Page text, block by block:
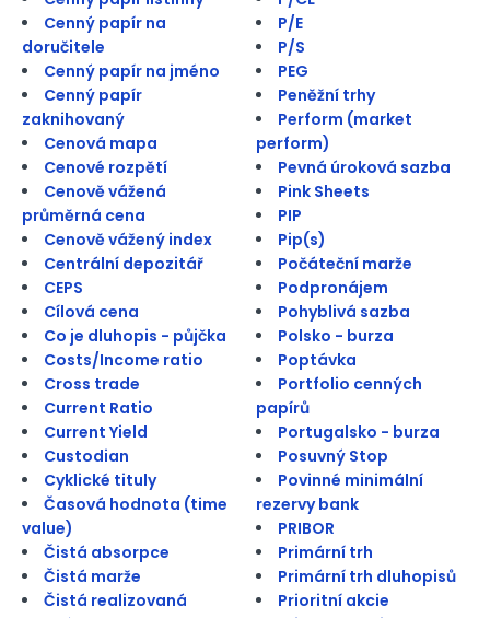
Cenný papír na
doručitele
Cenný papír na jméno
Cenný papír
zaknihovaný
Cenová mapa
Cenové rozpětí
Cenově vážená
průměrná cena
Cenově vážený index
Centrální depozitář
CEPS
Cílová cena
Co je dluhopis - půjčka
Costs/Income ratio
Cross trade
Current Ratio
Current Yield
Custodian
Cyklické tituly
Časová hodnota (time
value)
Čistá absorpce
Čistá marže
Čistá realizovaná
P/E
P/S
PEG
Peněžní trhy
Perform (market
perform)
Pevná úroková sazba
Pink Sheets
PIP
Pip(s)
Počáteční marže
Podpronájem
Pohyblivá sazba
Polsko - burza
Poptávka
Portfolio cenných
papírů
Portugalsko - burza
Posuvný Stop
Povinné minimální
rezervy bank
PRIBOR
Primární trh
Primární trh dluhopisů
Prioritní akcie